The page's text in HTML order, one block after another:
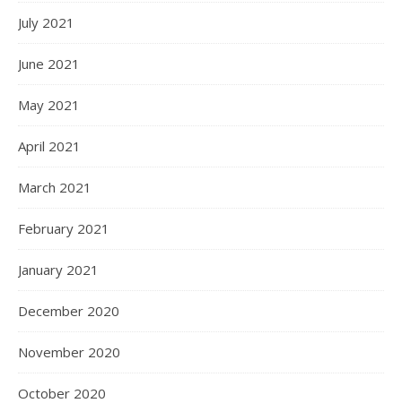
July 2021
June 2021
May 2021
April 2021
March 2021
February 2021
January 2021
December 2020
November 2020
October 2020